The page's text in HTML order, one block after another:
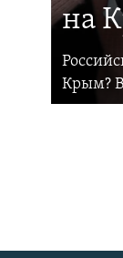
на
Крым?